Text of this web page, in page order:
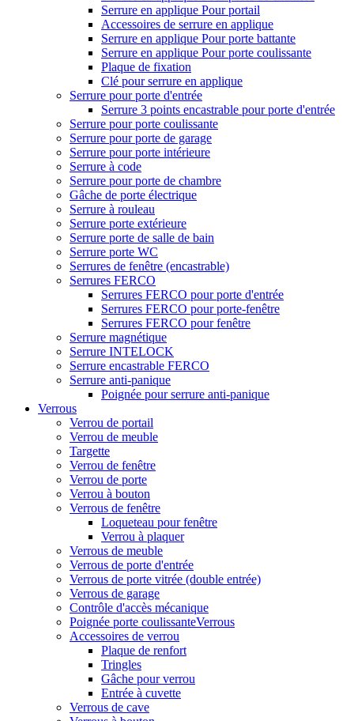
Serrure en applique Pour portail
Accessoires de serrure en applique
Serrure en applique Pour porte battante
Serrure en applique Pour porte coulissante
Plaque de fixation
Clé pour serrure en applique
Serrure pour porte d'entrée
Serrure 3 points encastrable pour porte d'entrée
Serrure pour porte coulissante
Serrure pour porte de garage
Serrure pour porte intérieure
Serrure à code
Serrure pour porte de chambre
Gâche de porte électrique
Serrure à rouleau
Serrure porte extérieure
Serrure porte de salle de bain
Serrure porte WC
Serrures de fenêtre (encastrable)
Serrures FERCO
Serrures FERCO pour porte d'entrée
Serrures FERCO pour porte-fenêtre
Serrures FERCO pour fenêtre
Serrure magnétique
Serrure INTELOCK
Serrure encastrable FERCO
Serrure anti-panique
Poignée pour serrure anti-panique
Verrous
Verrou de portail
Verrou de meuble
Targette
Verrou de fenêtre
Verrou de porte
Verrou à bouton
Verrous de fenêtre
Loqueteau pour fenêtre
Verrou à plaquer
Verrous de meuble
Verrous de porte d'entrée
Verrous de porte vitrée (double entrée)
Verrous de garage
Contrôle d'accès mécanique
Poignée porte coulissanteVerrous
Accessoires de verrou
Plaque de renfort
Tringles
Gâche pour verrou
Entrée à cuvette
Verrous de cave